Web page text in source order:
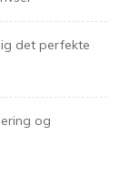
det perfekte
og